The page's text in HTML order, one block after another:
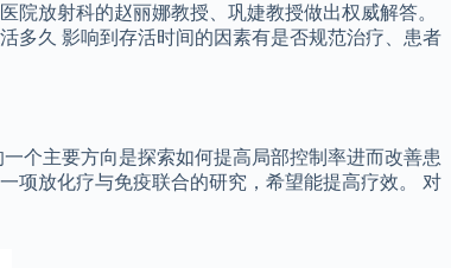
放射科的赵丽娜教授、巩婕教授做出权威解答。
多久 影响到存活时间的因素有是否规范治疗、患者
个主要方向是探索如何提高局部控制率进而改善患
项放化疗与免疫联合的研究，希望能提高疗效。 对